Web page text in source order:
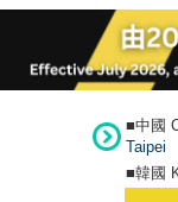
■中國
Taipei
■韓國